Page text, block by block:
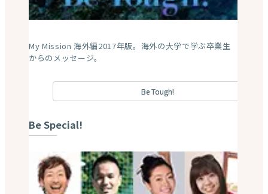
My Mission 海外編2017年版。海外の大学で学ぶ卒業生
からのメッセージ。
Be Tough!
Be Special!